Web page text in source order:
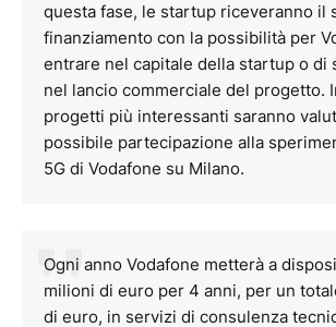
questa fase, le startup riceveranno il
finanziamento con la possibilità per
entrare nel capitale della startup o di
nel lancio commerciale del progetto.
progetti più interessanti saranno
possibile partecipazione alla
5G di Vodafone su Milano.
Ogni anno Vodafone metterà a
milioni di euro per 4 anni, per un
di euro, in servizi di consulenza